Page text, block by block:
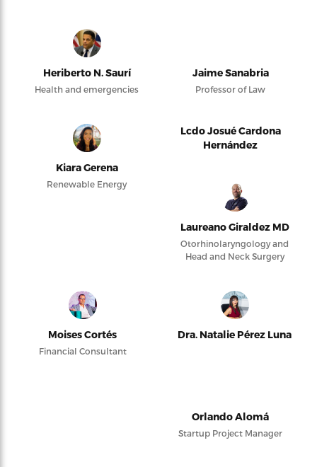
Heriberto N. Saurí
Health and emergencies
Jaime Sanabria
Professor of Law
Kiara Gerena
Renewable Energy
Lcdo Josué Cardona
Hernández
Laureano Giraldez MD
Otorhinolaryngology and
Head and Neck Surgery
Moises Cortés
Financial Consultant
Dra. Natalie Pérez Luna
Orlando Alomá
Startup Project Manager